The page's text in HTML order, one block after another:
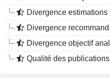
Divergence estimations
Divergence recommandations analystes
Divergence objectif analystes
Qualité des publications